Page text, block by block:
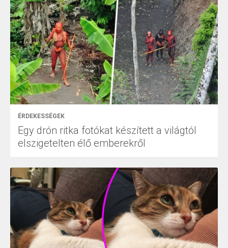
ÉRDEKESSÉGEK
Egy drón ritka fotókat készített a világtól
elszigetelten élő emberekről